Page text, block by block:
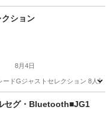
ション
8月4日
ドGジャストセレクション 8人
セグ・Bluetooth■JG1